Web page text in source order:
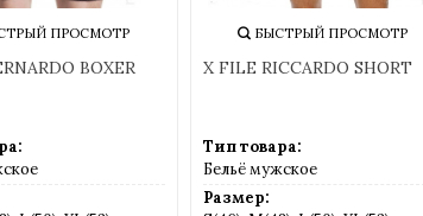
ПРОСМОТР
BOXER
БЫСТРЫЙ ПРОСМОТР
X FILE RICCARDO SHORT
Тип товара:
Бельё мужское
Размер: